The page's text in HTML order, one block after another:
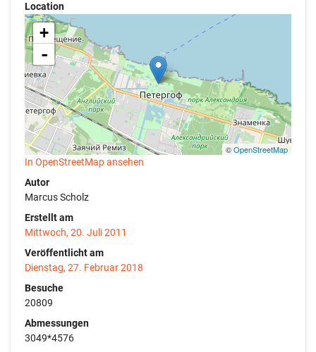
Location
+
-
©OpenStreetMap
In OpenStreetMap ansehen
Autor
Marcus Scholz
Erstellt am
Mittwoch, 20. Juli 2011
Veröffentlicht am
Dienstag, 27. Februar 2018
Besuche
20809
Abmessungen
3049*4576